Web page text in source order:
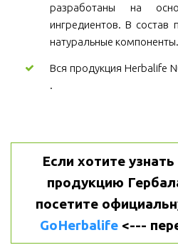
разработаны на
ингредиентов. В состав
натуральные компоненты.
Вся продукция Herbalife
.
Если хотите
продукцию
GoHerbalife <---